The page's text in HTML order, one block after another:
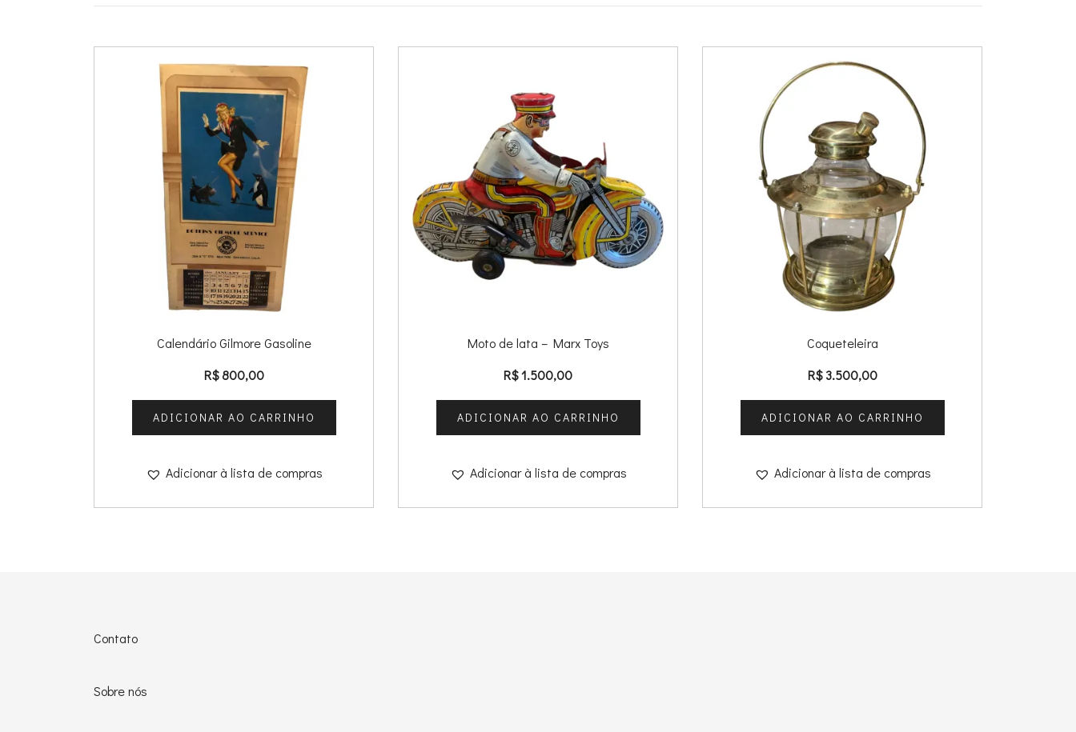
Calendário Gilmore Gasoline
R$800,00
ADICIONAR AO CARRINHO
Adicionar à lista de compras
Moto de lata – Marx Toys
R$1.500,00
ADICIONAR AO CARRINHO
Adicionar à lista de compras
Coqueteleira
R$3.500,00
ADICIONAR AO CARRINHO
Adicionar à lista de compras
Contato
Sobre nós